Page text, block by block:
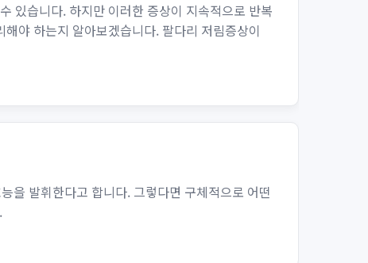
있습니다. 하지만 이러한 증상이 지속적으로 반복
야 하는지 알아보겠습니다. 팔다리 저림증상이
을 발휘한다고 합니다. 그렇다면 구체적으로 어떤